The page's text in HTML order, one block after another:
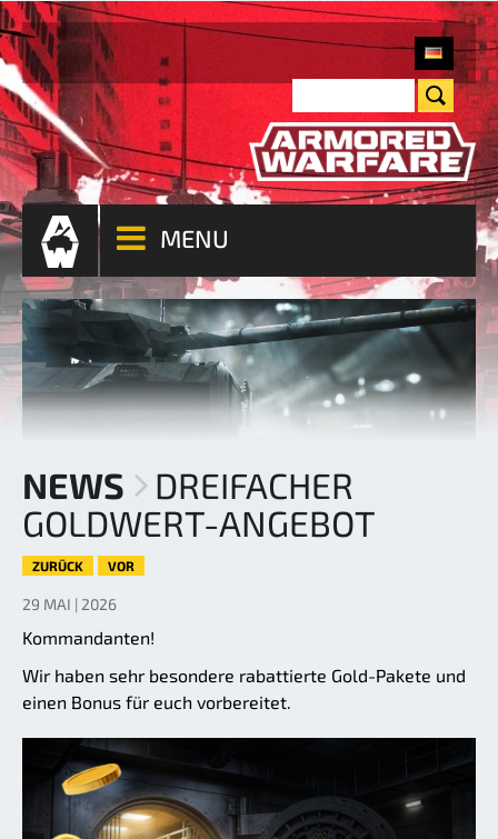
MENU
NEWS
DREIFACHER
GOLDWERT-ANGEBOT
ZURÜCK VOR
29 MAI | 2026
Kommandanten!
Wir haben sehr besondere rabattierte Gold-Pakete und
einen Bonus für euch vorbereitet.